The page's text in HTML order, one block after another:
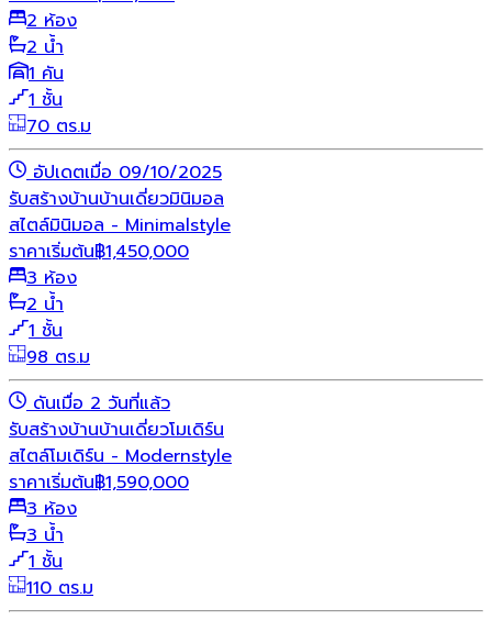
2 ห้อง
2 น้ำ
1 คัน
1 ชั้น
70 ตร.ม
อัปเดตเมื่อ 09/10/2025
รับสร้างบ้านบ้านเดี่ยวมินิมอล
สไตล์มินิมอล - Minimalstyle
ราคาเริ่มต้น฿1,450,000
3 ห้อง
2 น้ำ
1 ชั้น
98 ตร.ม
ดันเมื่อ 2 วันที่แล้ว
รับสร้างบ้านบ้านเดี่ยวโมเดิร์น
สไตล์โมเดิร์น - Modernstyle
ราคาเริ่มต้น฿1,590,000
3 ห้อง
3 น้ำ
1 ชั้น
110 ตร.ม